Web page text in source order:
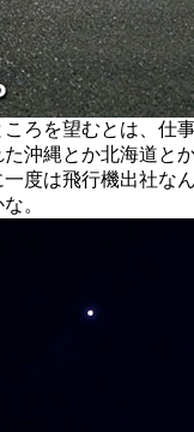
ろを望むとは、仕
沖縄とか北海道と
度は飛行機出社な
。